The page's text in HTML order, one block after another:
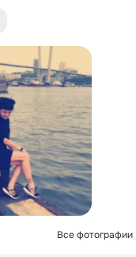
Все фотографии